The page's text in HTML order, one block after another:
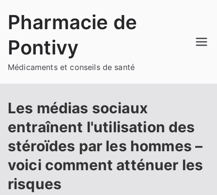
Pharmacie de
Pontivy
Médicaments et conseils de santé
Les médias sociaux
entraînent l'utilisation des
stéroïdes par les hommes –
voici comment atténuer les
risques